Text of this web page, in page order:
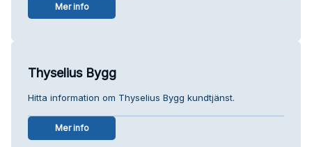
Mer info
Thyselius Bygg
Hitta information om Thyselius Bygg kundtjänst.
Mer info